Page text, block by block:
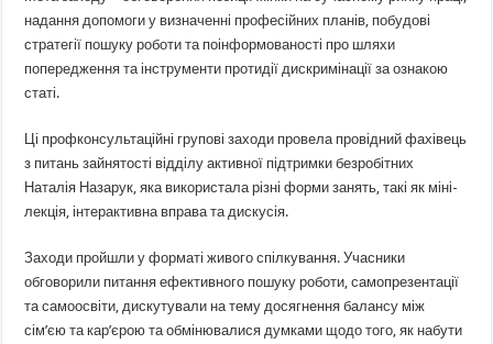
надання допомоги у визначенні професійних планів, побудові
стратегії пошуку роботи та поінформованості про шляхи
попередження та інструменти протидії дискримінації за ознакою
статі.
Ці профконсультаційні групові заходи провела провідний фахівець
з питань зайнятості відділу активної підтримки безробітних
Наталія Назарук, яка використала різні форми занять, такі як міні-
лекція, інтерактивна вправа та дискусія.
Заходи пройшли у форматі живого спілкування. Учасники
обговорили питання ефективного пошуку роботи, самопрезентації
та самоосвіти, дискутували на тему досягнення балансу між
сім’єю та кар’єрою та обмінювалися думками щодо того, як набути